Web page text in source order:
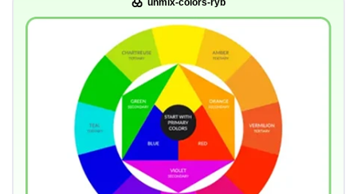
unmix-colors-ryb